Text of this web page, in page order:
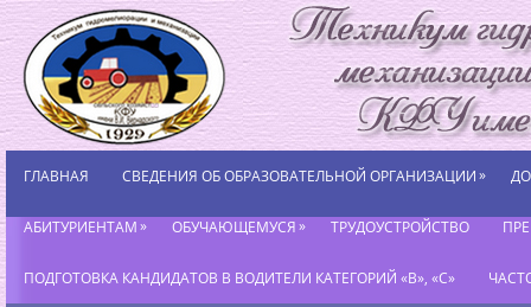
ГЛАВНАЯ СВЕДЕНИЯ ОБ ОБРАЗОВАТЕЛЬНОЙ ОРГАНИЗАЦИИ»
АБИТУРИЕНТАМ» ОБУЧАЮЩЕМУСЯ» ТРУДОУСТРОЙСТВО
ПОДГОТОВКА КАНДИДАТОВ В ВОДИТЕЛИ КАТЕГОРИЙ «В», «С»